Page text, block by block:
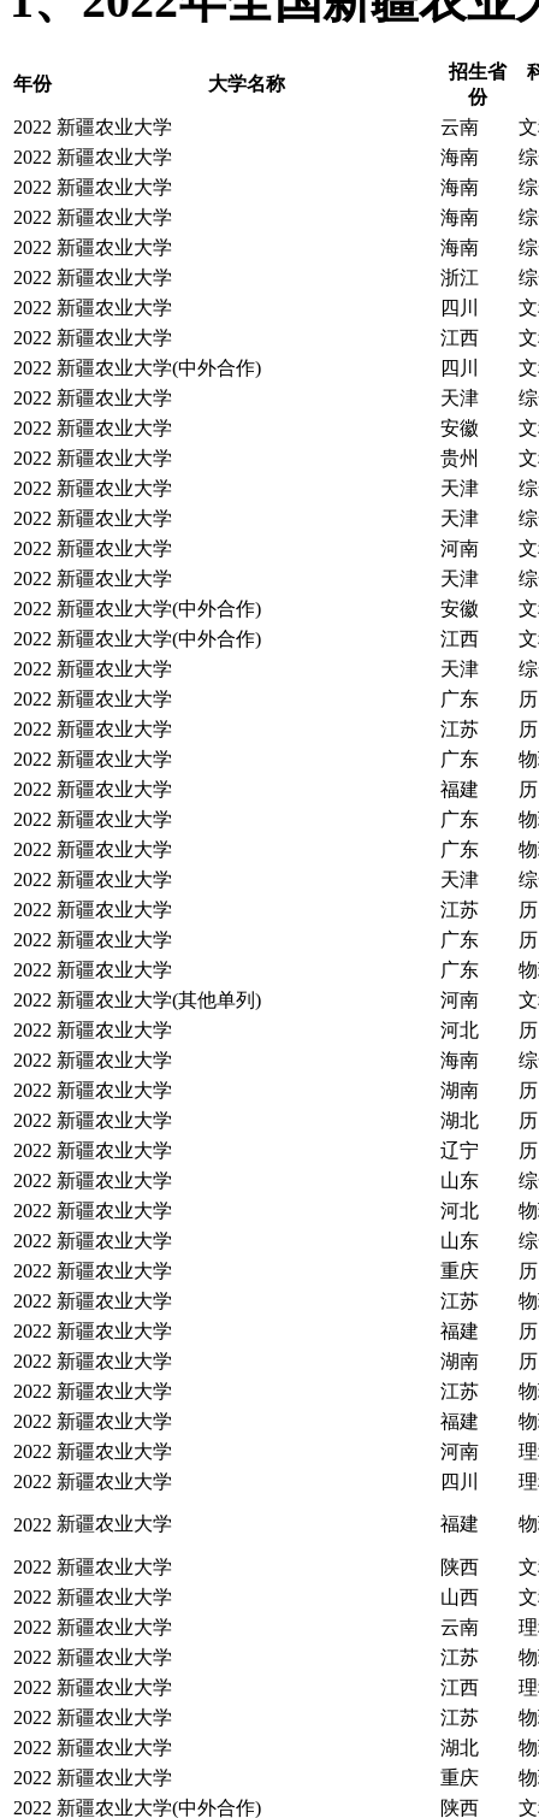
年份 大学名称
招生省
份
2022 新疆农业大学 云南
2022 新疆农业大学 海南
2022 新疆农业大学 海南
2022 新疆农业大学 海南
2022 新疆农业大学 海南
2022 新疆农业大学 浙江
2022 新疆农业大学 四川
2022 新疆农业大学 江西
2022 新疆农业大学(中外合作) 四川
2022 新疆农业大学 天津
2022 新疆农业大学 安徽
2022 新疆农业大学 贵州
2022 新疆农业大学 天津
2022 新疆农业大学 天津
2022 新疆农业大学 河南
2022 新疆农业大学 天津
2022 新疆农业大学(中外合作) 安徽
2022 新疆农业大学(中外合作) 江西
2022 新疆农业大学 天津
2022 新疆农业大学 广东
2022 新疆农业大学 江苏
2022 新疆农业大学 广东
2022 新疆农业大学 福建
2022 新疆农业大学 广东
2022 新疆农业大学 广东
2022 新疆农业大学 天津
2022 新疆农业大学 江苏
2022 新疆农业大学 广东
2022 新疆农业大学 广东
2022 新疆农业大学(其他单列) 河南
2022 新疆农业大学 河北
2022 新疆农业大学 海南
2022 新疆农业大学 湖南
2022 新疆农业大学 湖北
2022 新疆农业大学 辽宁
2022 新疆农业大学 山东
2022 新疆农业大学 河北
2022 新疆农业大学 山东
2022 新疆农业大学 重庆
2022 新疆农业大学 江苏
2022 新疆农业大学 福建
2022 新疆农业大学 湖南
2022 新疆农业大学 江苏
2022 新疆农业大学 福建
2022 新疆农业大学 河南
2022 新疆农业大学 四川
2022 新疆农业大学 福建
2022 新疆农业大学 陕西
2022 新疆农业大学 山西
2022 新疆农业大学 云南
2022 新疆农业大学 江苏
2022 新疆农业大学 江西
2022 新疆农业大学 江苏
2022 新疆农业大学 湖北
2022 新疆农业大学 重庆
2022 新疆农业大学(中外合作) 陕西